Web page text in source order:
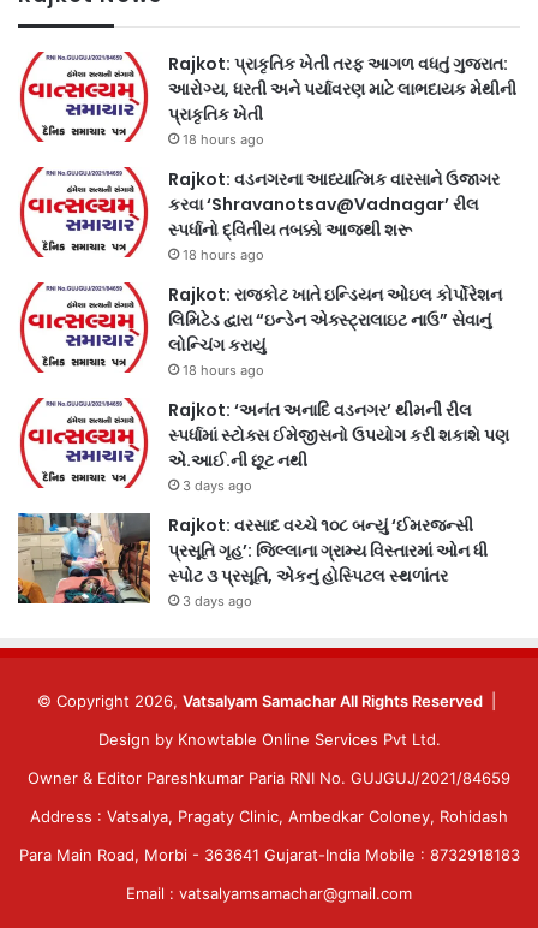
Rajkot: પ્રાકૃતિક ખેતી તરફ આગળ વધતું ગુજરાત:
આરોગ્ય, ધરતી અને પર્યાવરણ માટે લાભદાયક મેથીની
પ્રાકૃતિક ખેતી
18 hours ago
Rajkot: વડનગરના આધ્યાત્મિક વારસાને ઉજાગર
કરવા ‘Shravanotsav@Vadnagar’ રીલ
સ્પર્ધાનો દ્વિતીય તબક્કો આજથી શરૂ
18 hours ago
Rajkot: રાજકોટ ખાતે ઇન્ડિયન ઓઇલ કોર્પોરેશન
લિમિટેડ દ્વારા “ઇન્ડેન એક્સ્ટ્રાલાઇટ નાઉ” સેવાનું
લોન્ચિંગ કરાયું
18 hours ago
Rajkot: ‘અનંત અનાદિ વડનગર’ થીમની રીલ
સ્પર્ધામાં સ્ટોક્સ ઈમેજીસનો ઉપયોગ કરી શકાશે પણ
એ.આઈ.ની છૂટ નથી
3 days ago
Rajkot: વરસાદ વચ્ચે ૧૦૮ બન્યું ‘ઈમરજન્સી
પ્રસૂતિ ગૃહ’: જિલ્લાના ગ્રામ્ય વિસ્તારમાં ઓન ધી
સ્પોટ ૩ પ્રસૂતિ, એકનું હોસ્પિટલ સ્થળાંતર
3 days ago
© Copyright 2026, Vatsalyam Samachar All Rights Reserved
Design by Knowtable Online Services Pvt Ltd.
Owner & Editor Pareshkumar Paria RNI No. GUJGUJ/2021/84659
Address : Vatsalya, Pragaty Clinic, Ambedkar Coloney, Rohidash
Para Main Road, Morbi - 363641 Gujarat-India Mobile : 8732918183
Email : vatsalyamsamachar@gmail.com